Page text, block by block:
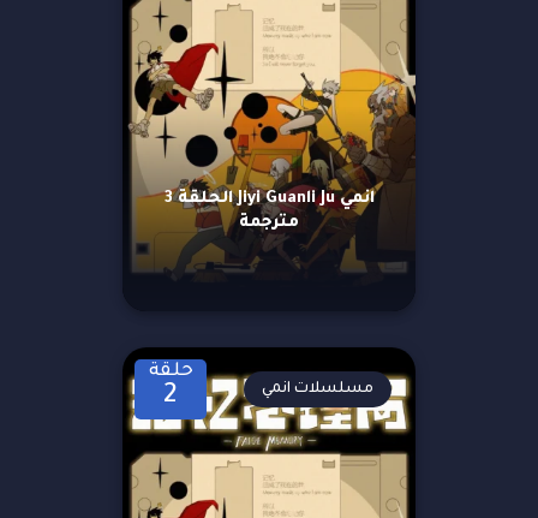
انمي Jiyi Guanli Ju الحلقة 3
مترجمة
حلقة
2 مسلسلات انمي